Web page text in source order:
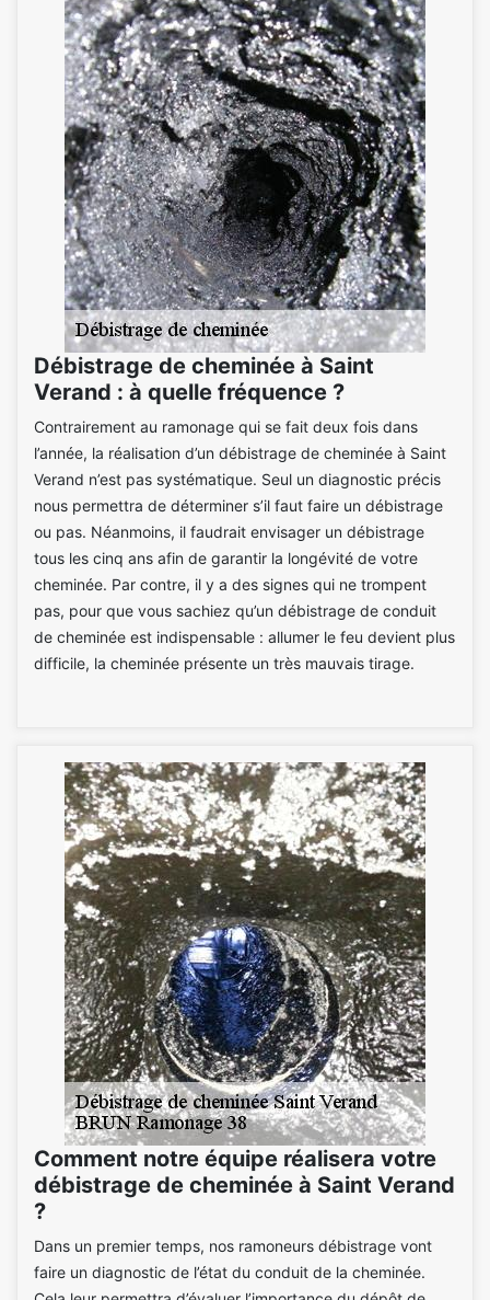
Débistrage de cheminée à Saint
Verand : à quelle fréquence ?
Contrairement au ramonage qui se fait deux fois dans
l’année, la réalisation d’un débistrage de cheminée à Saint
Verand n’est pas systématique. Seul un diagnostic précis
nous permettra de déterminer s’il faut faire un débistrage
ou pas. Néanmoins, il faudrait envisager un débistrage
tous les cinq ans afin de garantir la longévité de votre
cheminée. Par contre, il y a des signes qui ne trompent
pas, pour que vous sachiez qu’un débistrage de conduit
de cheminée est indispensable : allumer le feu devient plus
difficile, la cheminée présente un très mauvais tirage.
Comment notre équipe réalisera votre
débistrage de cheminée à Saint Verand
?
Dans un premier temps, nos ramoneurs débistrage vont
faire un diagnostic de l’état du conduit de la cheminée.